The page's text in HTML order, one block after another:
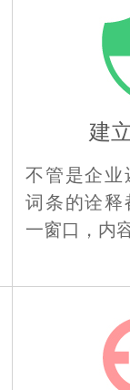
建
不管是企业
词条的诠释
一窗口，内